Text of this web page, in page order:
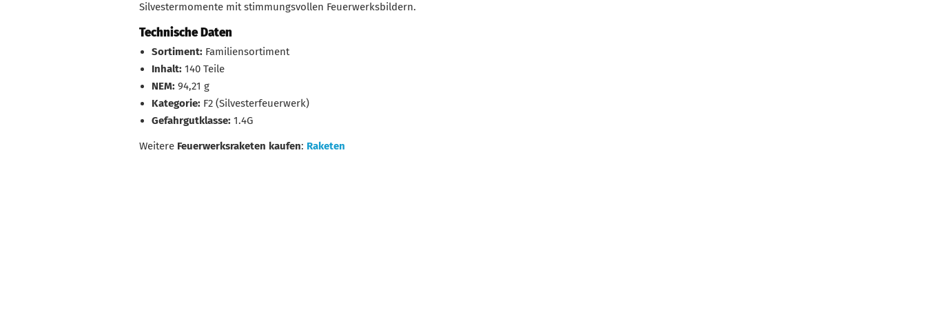
Silvestermomente mit stimmungsvollen Feuerwerksbildern.
Technische Daten
Sortiment: Familiensortiment
Inhalt: 140 Teile
NEM: 94,21 g
Kategorie: F2 (Silvesterfeuerwerk)
Gefahrgutklasse: 1.4G
Weitere Feuerwerksraketen kaufen: Raketen